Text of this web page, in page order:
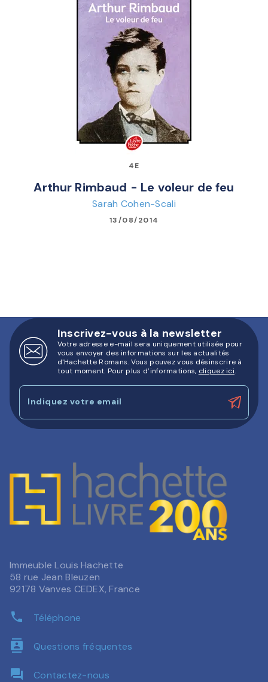
4E
Arthur Rimbaud - Le voleur de feu
Sarah Cohen-Scali
13/08/2014
Inscrivez-vous à la newsletter
Votre adresse e-mail sera uniquement utilisée pour
vous envoyer des informations sur les actualités
d'Hachette Romans. Vous pouvez vous désinscrire à
tout moment. Pour plus d’informations, cliquez ici.
Indiquez votre email
Immeuble Louis Hachette
58 rue Jean Bleuzen
92178 Vanves CEDEX, France
phone Téléphone
contacts Questions fréquentes
question_answer Contactez-nous